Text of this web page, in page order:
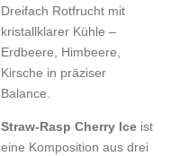
Dreifach Rotfrucht mit
kristallklarer Kühle –
Erdbeere, Himbeere,
Kirsche in präziser
Balance.
Straw-Rasp Cherry Ice ist
eine Komposition aus drei